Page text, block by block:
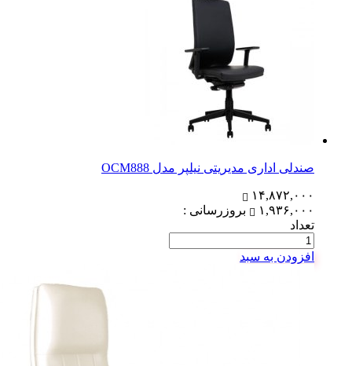
صندلی اداری مدیریتی نیلپر مدل OCM888
۱۴,۸۷۲,۰۰۰
۱,۹۳۶,۰۰۰
بروزرسانی :
تعداد
افزودن به سبد